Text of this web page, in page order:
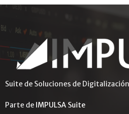
Suite de Soluciones de
Parte de IMPULSA Suite